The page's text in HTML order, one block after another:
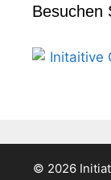
Besuchen
© 2026